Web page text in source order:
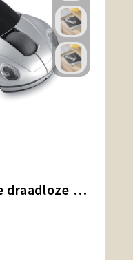
SPEED - Autovormige draadloze muis